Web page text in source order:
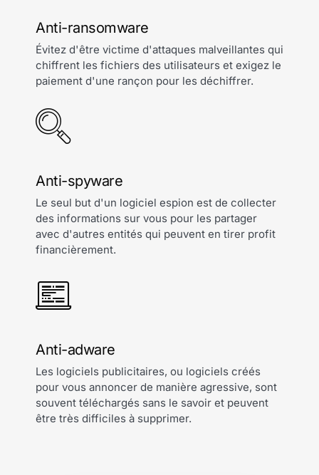
Anti-ransomware
Évitez d'être victime d'attaques malveillantes qui
chiffrent les fichiers des utilisateurs et exigez le
paiement d'une rançon pour les déchiffrer.
Anti-spyware
Le seul but d'un logiciel espion est de collecter
des informations sur vous pour les partager
avec d'autres entités qui peuvent en tirer profit
financièrement.
Anti-adware
Les logiciels publicitaires, ou logiciels créés
pour vous annoncer de manière agressive, sont
souvent téléchargés sans le savoir et peuvent
être très difficiles à supprimer.